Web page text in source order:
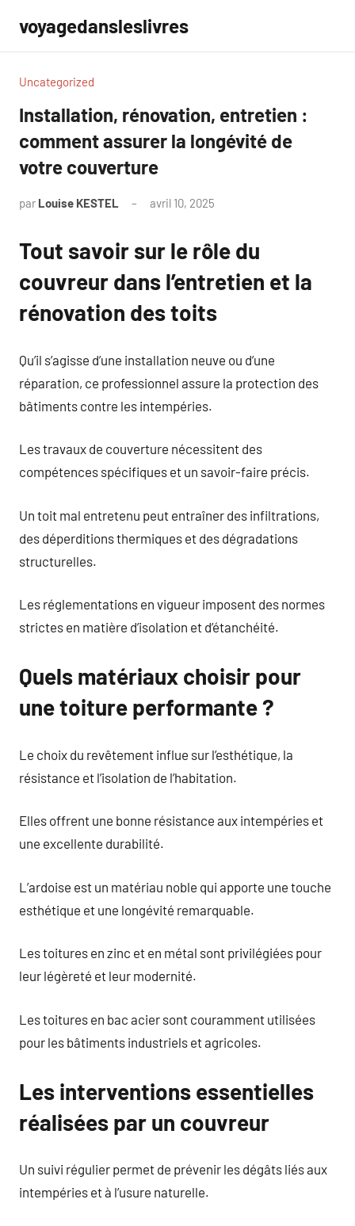
contenu
voyagedansleslivres
Uncategorized
Installation, rénovation, entretien :
comment assurer la longévité de
votre couverture
par Louise KESTEL avril 10, 2025
Tout savoir sur le rôle du
couvreur dans l’entretien et la
rénovation des toits
Qu’il s’agisse d’une installation neuve ou d’une
réparation, ce professionnel assure la protection des
bâtiments contre les intempéries.
Les travaux de couverture nécessitent des
compétences spécifiques et un savoir-faire précis.
Un toit mal entretenu peut entraîner des infiltrations,
des déperditions thermiques et des dégradations
structurelles.
Les réglementations en vigueur imposent des normes
strictes en matière d’isolation et d’étanchéité.
Quels matériaux choisir pour
une toiture performante ?
Le choix du revêtement influe sur l’esthétique, la
résistance et l’isolation de l’habitation.
Elles offrent une bonne résistance aux intempéries et
une excellente durabilité.
L’ardoise est un matériau noble qui apporte une touche
esthétique et une longévité remarquable.
Les toitures en zinc et en métal sont privilégiées pour
leur légèreté et leur modernité.
Les toitures en bac acier sont couramment utilisées
pour les bâtiments industriels et agricoles.
Les interventions essentielles
réalisées par un couvreur
Un suivi régulier permet de prévenir les dégâts liés aux
intempéries et à l’usure naturelle.